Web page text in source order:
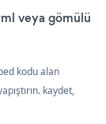
veya gömülü
kodu alan
kaydet,